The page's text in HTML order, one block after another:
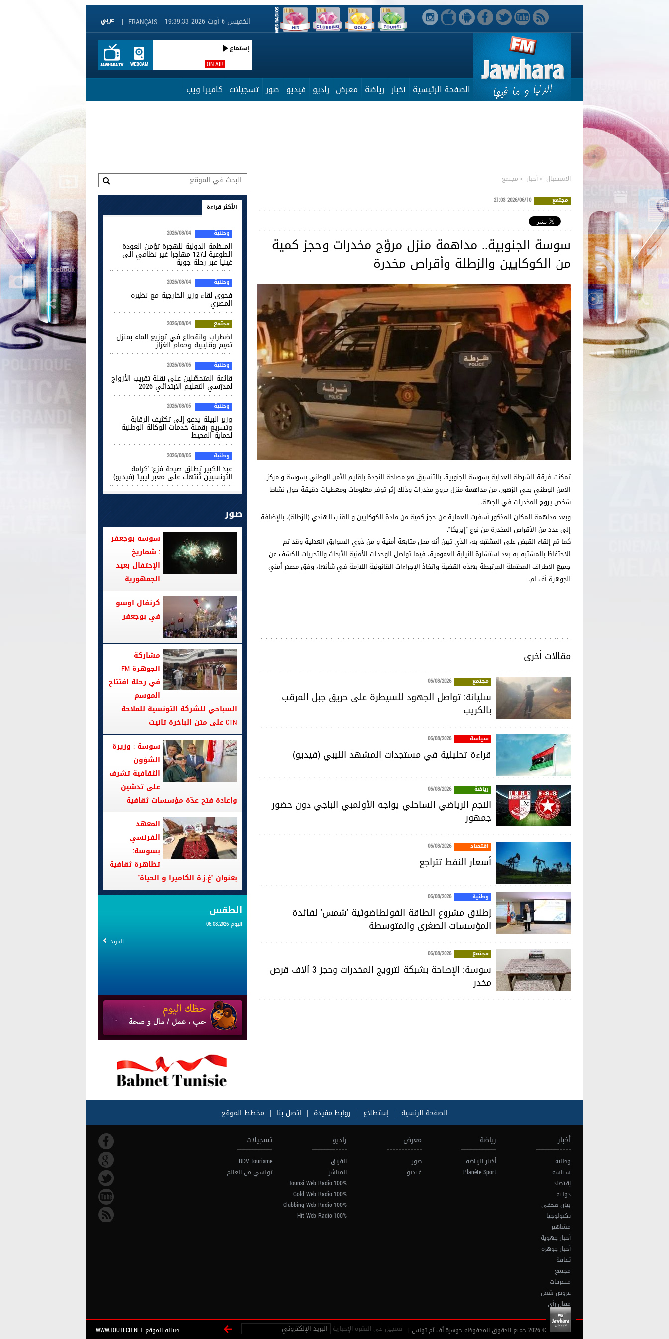
FRANÇAIS
| الخميس 6 أوت 2026 19:39:34
ON AIR
إستماع
الصفحة الرئيسية أخبار رياضة معرض راديو فيديو صور تسجيلات كاميرا ويب
الاستقبال >أخبار > مجتمع
مجتمع 2026/06/10 21:03
سوسة الجنوبية.. مداهمة منزل مروّج مخدرات وحجز كمية
من الكوكايين والزطلة وأقراص مخدرة
تمكنت فرقة الشرطة العدلية بسوسة الجنوبية، بالتنسيق مع مصلحة النجدة بإقليم الأمن الوطني بسوسة و مركز
الأمن الوطني بحي الزهور، من مداهمة منزل مروج مخدرات وذلك إثر توفر معلومات ومعطيات دقيقة حول نشاط
شخص يروج المخدرات في الجهة.
وبعد مداهمة المكان المذكور أسفرت العملية عن حجز كمية من مادة الكوكايين و القنب الهندي (الزطلة)، بالإضافة
إلى عدد من الأقراص المخدرة من نوع "إيريكا".
كما تم إلقاء القبض على المشتبه به، الذي تبين أنه محل متابعة أمنية و من ذوي السوابق العدلية وقد تم
الاحتفاظ بالمشتبه به بعد استشارة النيابة العمومية، فيما تواصل الوحدات الأمنية الأبحاث والتحريات للكشف عن
جميع الأطراف المحتملة المرتبطة بهذه القضية واتخاذ الإجراءات القانونية اللازمة في شأنها، وفق مصدر أمني
للجوهرة أف ام.
مقالات أخرى
مجتمع 06/08/2026
سليانة: تواصل الجهود للسيطرة على حريق جبل المرقب
بالكريب
سياسة 06/08/2026
قراءة تحليلية في مستجدات المشهد الليبي (فيديو)
رياضة 06/08/2026
النجم الرياضي الساحلي يواجه الأولمبي الباجي دون حضور
جمهور
اقتصاد 06/08/2026
أسعار النفط تتراجع
وطنية 06/08/2026
إطلاق مشروع الطاقة الفولطاضوئية 'شمس' لفائدة
المؤسسات الصغرى والمتوسطة
مجتمع 06/08/2026
سوسة: الإطاحة بشبكة لترويج المخدرات وحجز 3 آلاف قرص
مخدر
الأكثر قراءة
وطنية 2026/08/04
المنظمة الدولية للهجرة تؤمن العودة
الطوعية لـ127 مهاجرا غير نظامي الى
غينيا عبر رحلة جوية
وطنية 2026/08/04
فحوى لقاء وزير الخارجية مع نظيره
المصري
مجتمع 2026/08/04
اضطراب وانقطاع في توزيع الماء بمنزل
تميم وقليبية وحمام الغزاز
وطنية 2026/08/06
قائمة المتحصّلين على نقلة تقريب الأزواج
لمدرّسي التعليم الابتدائي 2026
وطنية 2026/08/05
وزير البيئة يدعو إلى تكثيف الرقابة
وتسريع رقمنة خدمات الوكالة الوطنية
لحماية المحيط
وطنية 2026/08/05
عبد الكبير يُطلق صيحة فزع: 'كرامة
التونسيين تُنتهك على معبر ليبيا' (فيديو)
صور
سوسة بوجعفر
: شماريخ
الإحتفال بعيد
الجمهورية
كرنفال اوسو
في بوجعفر
مشاركة
الجوهرة FM
في رحلة افتتاح
الموسم
السياحي للشركة التونسية للملاحة
CTN على متن الباخرة تانيت
سوسة : وزيرة
الشؤون
الثقافية تشرف
على تدشين
وإعادة فتح عدّة مؤسسات ثقافية
المعهد
الفرنسي
بسوسة:
تظاهرة ثقافية
بعنوان "غ.ز.ة الكاميرا و الحياة"
الطقس
اليوم 06.08.2026
المزيد
الصفحة الرئسية | إستطلاع | روابط مفيدة | إتصل بنا | مخطط الموقع
أخبار
وطنية
سياسة
إقتصاد
دولية
بيان صحفي
تكنولوجيا
مشاهير
أخبار جهوية
أخبار جوهرة
ثقافة
مجتمع
متفرقات
عروض شغل
مقال رأي
رياضة
أخبار الرياضة
Planète Sport
معرض
صور
فيديو
راديو
الفريق
المباشر
100% Tounsi Web Radio
100% Gold Web Radio
100% Clubbing Web Radio
100% Hit Web Radio
تسجيلات
RDV tourisme
تونسي من العالم
© 2026 جميع الحقوق المحفوظة جوهرة أف آم تونس | تسجيل في النشرة الإخبارية صيانة الموقع WWW.TOUTECH.NET